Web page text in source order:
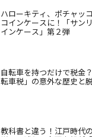
ハローキティ、ポチャッ
コインケースに！「サン
インケース」第２弾
自転車を持つだけで税金
転車税」の意外な歴史と
教科書と違う！江戸時代